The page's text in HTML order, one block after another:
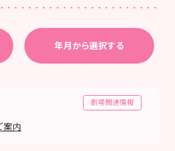
年月から選択する
劇場関連情報
内